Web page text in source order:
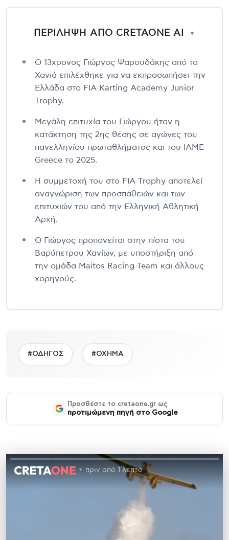
ΠΕΡΙΛΗΨΗ ΑΠΟ CRETAONE AI ▼
Ο 13χρονος Γιώργος Ψαρουδάκης από τα
Χανιά επιλέχθηκε για να εκπροσωπήσει την
Ελλάδα στο FIA Karting Academy Junior
Trophy.
Μεγάλη επιτυχία του Γιώργου ήταν η
κατάκτηση της 2ης θέσης σε αγώνες του
πανελληνίου πρωταθλήματος και του ΙΑΜΕ
Greece το 2025.
Η συμμετοχή του στο FIA Trophy αποτελεί
αναγνώριση των προσπαθειών και των
επιτυχιών του από την Ελληνική Αθλητική
Αρχή.
Ο Γιώργος προπονείται στην πίστα του
Βαρύπετρου Χανίων, με υποστήριξη από
την ομάδα Maitos Racing Team και άλλους
χορηγούς.
#ΟΔΗΓΟΣ #ΟΧΗΜΑ
Προσθέστε το cretaone.gr ως
προτιμώμενη πηγή στο Google
πριν από 1 λεπτό